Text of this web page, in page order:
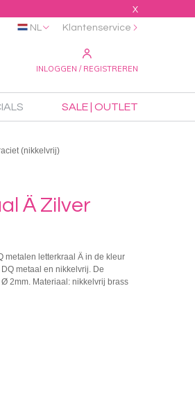
X
INLOGGEN / REGISTREREN
NL Klantenservice
SALE | OUTLET
(nikkelvrij)
Ä Zilver
metalen letterkraal Ä in de kleur
metaal en nikkelvrij. De
2mm. Materiaal: nikkelvrij brass